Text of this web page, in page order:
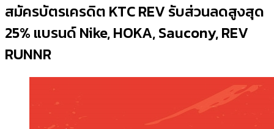
สมัครบัตรเครดิต KTC REV รับส่วนลดสูงสุด
25% แบรนด์ Nike, HOKA, Saucony, REV
RUNNR